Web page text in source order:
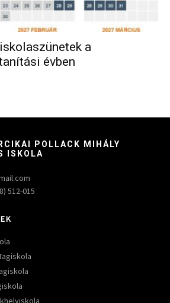
a
évben
POLLACK MIHÁLY
ISKOLA
512-015